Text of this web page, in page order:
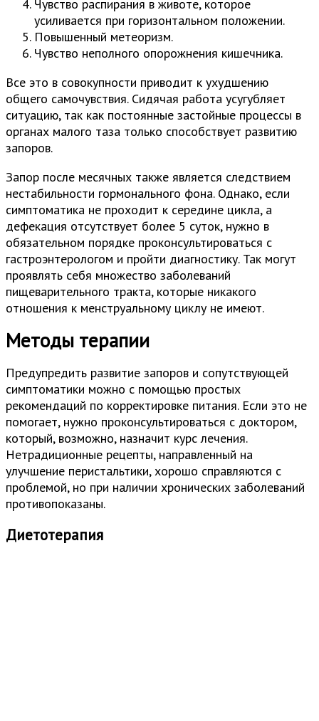
Чувство распирания в животе, которое
усиливается при горизонтальном положении.
Повышенный метеоризм.
Чувство неполного опорожнения кишечника.
Все это в совокупности приводит к ухудшению
общего самочувствия. Сидячая работа усугубляет
ситуацию, так как постоянные застойные процессы в
органах малого таза только способствует развитию
запоров.
Запор после месячных также является следствием
нестабильности гормонального фона. Однако, если
симптоматика не проходит к середине цикла, а
дефекация отсутствует более 5 суток, нужно в
обязательном порядке проконсультироваться с
гастроэнтерологом и пройти диагностику. Так могут
проявлять себя множество заболеваний
пищеварительного тракта, которые никакого
отношения к менструальному циклу не имеют.
Методы терапии
Предупредить развитие запоров и сопутствующей
симптоматики можно с помощью простых
рекомендаций по корректировке питания. Если это не
помогает, нужно проконсультироваться с доктором,
который, возможно, назначит курс лечения.
Нетрадиционные рецепты, направленный на
улучшение перистальтики, хорошо справляются с
проблемой, но при наличии хронических заболеваний
противопоказаны.
Диетотерапия